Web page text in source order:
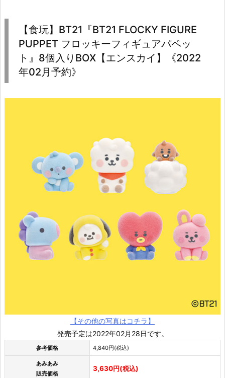
【食玩】BT21『BT21 FLOCKY FIGURE
PUPPET フロッキーフィギュアパペッ
ト』8個入りBOX【エンスカイ】《2022
年02月予約》
【その他の写真はコチラ】
発売予定は2022年02月28日です。
参考価格 4,840円(税込)
あみあみ
販売価格
3,630円(税込)